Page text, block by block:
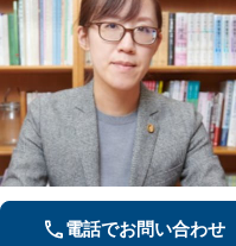
電話でお問い合わせ